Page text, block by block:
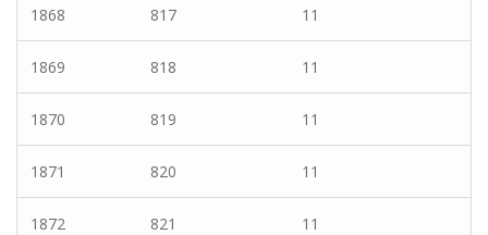
1868 817 11
1869 818 11
1870 819 11
1871 820 11
1872 821 11